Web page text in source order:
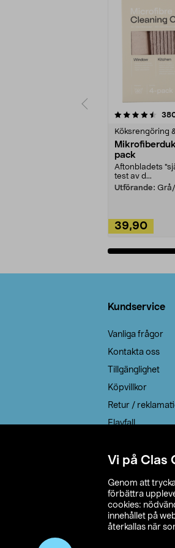
Vi på Clas
Genom att
förbättra
cookies:
innehållet på
återkallas när
Köksrengöring
pack
Aftonbladets
test av d...
Utförande:
39,90
4.0av
Kundservice
Vanliga frågor
Kontakta oss
Tillgänglighet
Köpvillkor
Retur /
Elavfall